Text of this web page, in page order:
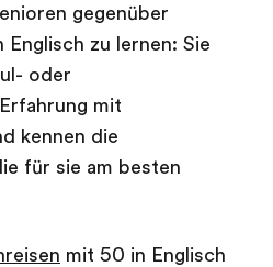
gegenüber
Englisch zu lernen: Sie
oder
mit
kennen die
für sie am besten
mit 50 in Englisch